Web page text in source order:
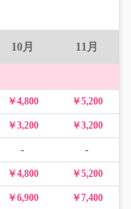
10月 11月
￥4,800 ￥5,200
￥3,200 ￥3,200
- -
￥4,800 ￥5,200
￥6,900 ￥7,400